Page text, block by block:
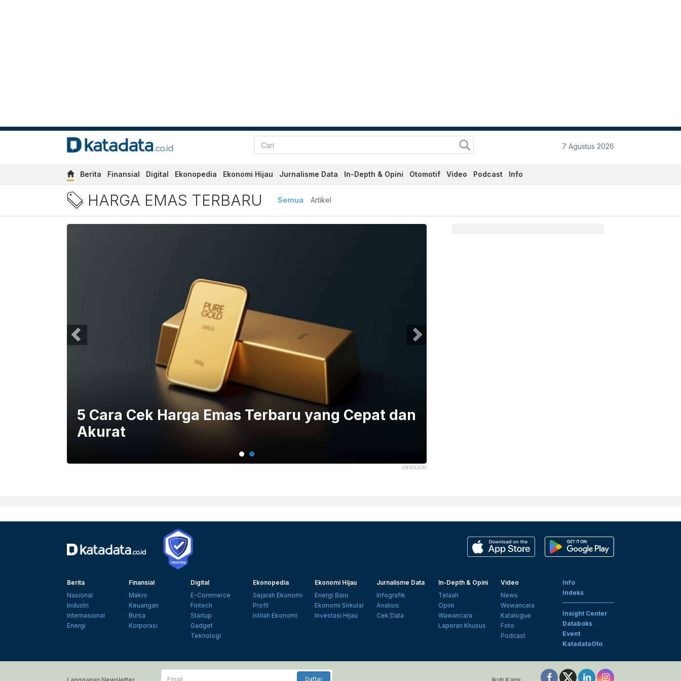
7 Agustus 2026
Berita Finansial Digital Ekonopedia Ekonomi Hijau Jurnalisme Data In-Depth & Opini Otomotif Video Podcast Info
Berita Harga Emas Terbaru Terbaru dan Terkini Hari Ini - Katadata.co.id
HARGA EMAS TERBARU Semua Artikel
UNSPLASH
5 Cara Cek Harga Emas Terbaru yang Cepat dan
Akurat
Berita
Nasional
Industri
Internasional
Energi
Finansial
Makro
Keuangan
Bursa
Korporasi
Digital
E-Commerce
Fintech
Startup
Gadget
Teknologi
Ekonopedia
Sejarah Ekonomi
Profil
Istilah Ekonomi
Ekonomi Hijau
Energi Baru
Ekonomi Sirkular
Investasi Hijau
Jurnalisme Data
Infografik
Analisis
Cek Data
In-Depth & Opini
Telaah
Opini
Wawancara
Laporan Khusus
Video
News
Wawancara
Katalogue
Foto
Podcast
Info
Indeks
Insight Center
Databoks
Event
KatadataOto
Email
Daftar